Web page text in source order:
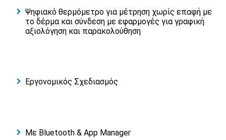
Ψηφιακό θερμόμετρο για μέτρηση χωρίς επαφή με
το δέρμα και σύνδεση με εφαρμογές για γραφική
αξιολόγηση και παρακολούθηση
Εργονομικός Σχεδιασμός
Με Bluetooth & App Manager